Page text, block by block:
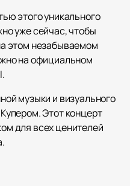
этого уникального
уже сейчас, чтобы
этом незабываемом
на официальном
музыки и визуального
Этот концерт
для всех ценителей